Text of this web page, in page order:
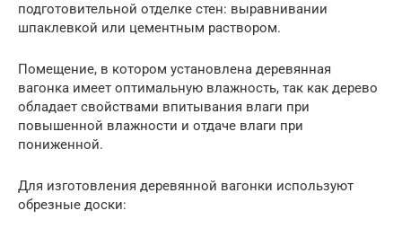
подготовительной отделке стен: выравнивании
шпаклевкой или цементным раствором.
Помещение, в котором установлена деревянная
вагонка имеет оптимальную влажность, так как дерево
обладает свойствами впитывания влаги при
повышенной влажности и отдаче влаги при
пониженной.
Для изготовления деревянной вагонки используют
обрезные доски: